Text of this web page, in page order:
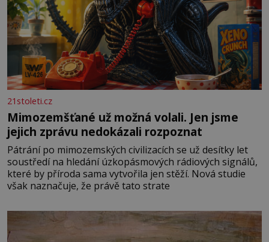
21stoleti.cz
Mimozemšťané už možná volali. Jen jsme
jejich zprávu nedokázali rozpoznat
Pátrání po mimozemských civilizacích se už desítky let
soustředí na hledání úzkopásmových rádiových signálů,
které by příroda sama vytvořila jen stěží. Nová studie
však naznačuje, že právě tato strate